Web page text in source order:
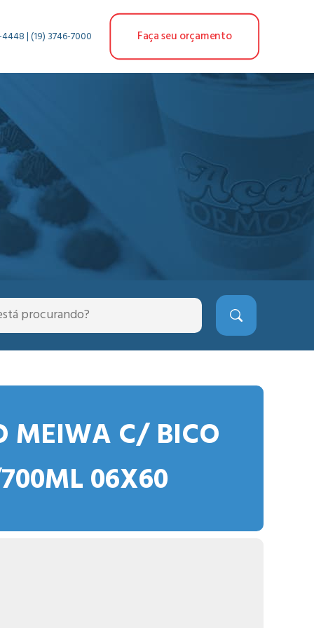
| (19) 3746-7000 Faça seu orçamento
MEIWA C/ BICO
06X60